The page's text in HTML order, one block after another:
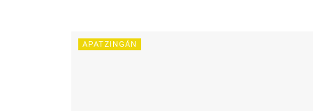
APATZINGÁN